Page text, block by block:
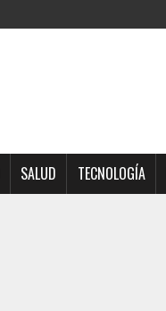
SALUD TECNOLOGÍA